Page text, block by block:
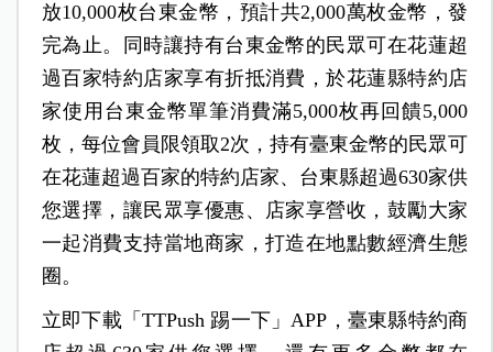
放10,000枚台東金幣，預計共2,000萬枚金幣，發
完為止。同時讓持有台東金幣的民眾可在花蓮超
過百家特約店家享有折抵消費，於花蓮縣特約店
家使用台東金幣單筆消費滿5,000枚再回饋5,000
枚，每位會員限領取2次，持有臺東金幣的民眾可
在花蓮超過百家的特約店家、台東縣超過630家供
您選擇，讓民眾享優惠、店家享營收，鼓勵大家
一起消費支持當地商家，打造在地點數經濟生態
圈。
立即下載「TTPush 踢一下」APP，臺東縣特約商